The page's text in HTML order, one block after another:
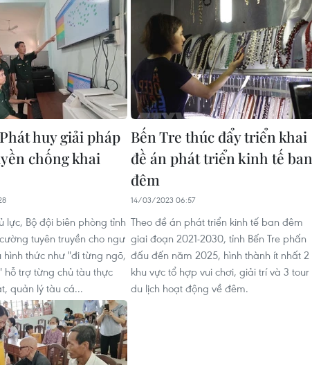
huy giải pháp
chống khai
lực, Bộ đội biên phòng tỉnh
tuyên truyền cho ngư
hình thức như "đi từng ngõ,
hỗ trợ từng chủ tàu thực
quản lý tàu cá...
Bến Tre thúc đẩy triển khai
đề án phát triển kinh tế ban
đêm
14/03/2023 06:57
Theo đề án phát triển kinh tế ban đêm
giai đoạn 2021-2030, tỉnh Bến Tre phấn
đấu đến năm 2025, hình thành ít nhất 2
khu vực tổ hợp vui chơi, giải trí và 3 tour
du lịch hoạt động về đêm.